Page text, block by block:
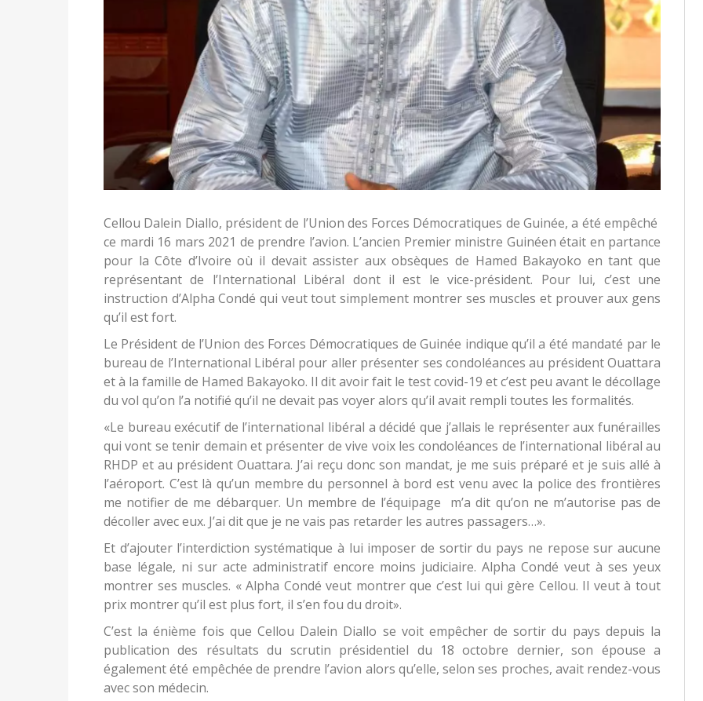
Cellou Dalein Diallo, président de l’Union des Forces Démocratiques de Guinée, a été empêché
ce mardi 16 mars 2021 de prendre l’avion. L’ancien Premier ministre Guinéen était en partance
pour la Côte d’Ivoire où il devait assister aux obsèques de Hamed Bakayoko en tant que
représentant de l’International Libéral dont il est le vice-président. Pour lui, c’est une
instruction d’Alpha Condé qui veut tout simplement montrer ses muscles et prouver aux gens
qu’il est fort.
Le Président de l’Union des Forces Démocratiques de Guinée indique qu’il a été mandaté par le
bureau de l’International Libéral pour aller présenter ses condoléances au président Ouattara
et à la famille de Hamed Bakayoko. Il dit avoir fait le test covid-19 et c’est peu avant le décollage
du vol qu’on l’a notifié qu’il ne devait pas voyer alors qu’il avait rempli toutes les formalités.
«Le bureau exécutif de l’international libéral a décidé que j’allais le représenter aux funérailles
qui vont se tenir demain et présenter de vive voix les condoléances de l’international libéral au
RHDP et au président Ouattara. J’ai reçu donc son mandat, je me suis préparé et je suis allé à
l’aéroport. C’est là qu’un membre du personnel à bord est venu avec la police des frontières
me notifier de me débarquer. Un membre de l’équipage m’a dit qu’on ne m’autorise pas de
décoller avec eux. J’ai dit que je ne vais pas retarder les autres passagers…».
Et d’ajouter l’interdiction systématique à lui imposer de sortir du pays ne repose sur aucune
base légale, ni sur acte administratif encore moins judiciaire. Alpha Condé veut à ses yeux
montrer ses muscles. « Alpha Condé veut montrer que c’est lui qui gère Cellou. Il veut à tout
prix montrer qu’il est plus fort, il s’en fou du droit».
C’est la énième fois que Cellou Dalein Diallo se voit empêcher de sortir du pays depuis la
publication des résultats du scrutin présidentiel du 18 octobre dernier, son épouse a
également été empêchée de prendre l’avion alors qu’elle, selon ses proches, avait rendez-vous
avec son médecin.